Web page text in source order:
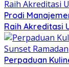
Prodi
Raih Akreditasi
Perpaduan